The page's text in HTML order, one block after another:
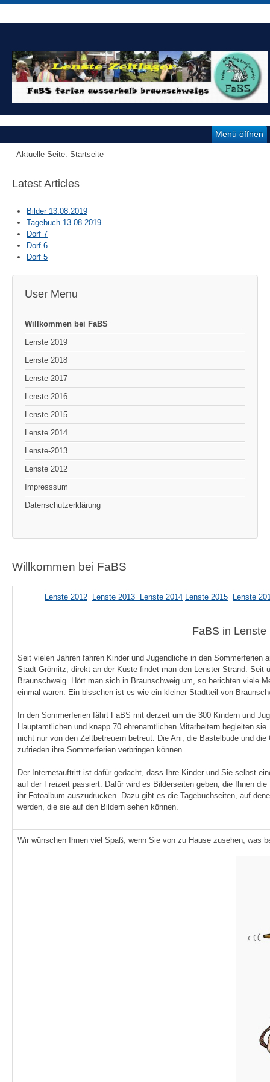
Menü öffnen
Aktuelle Seite: Startseite
Latest Articles
Bilder 13.08.2019
Tagebuch 13.08.2019
Dorf 7
Dorf 6
Dorf 5
User Menu
Willkommen bei FaBS
Lenste 2019
Lenste 2018
Lenste 2017
Lenste 2016
Lenste 2015
Lenste 2014
Lenste-2013
Lenste 2012
Impresssum
Datenschutzerklärung
Willkommen bei FaBS
Lenste 2012 Lenste 2013 Lenste 2014 Lenste 2015 Lenste
FaBS in Lenste
Seit vielen Jahren fahren Kinder und Jugendliche in den Sommerferien
Stadt Grömitz, direkt an der Küste findet man den Lenster Strand. Seit
Braunschweig. Hört man sich in Braunschweig um, so berichten viele
einmal waren. Ein bisschen ist es wie ein kleiner Stadtteil von
In den Sommerferien fährt FaBS mit derzeit um die 300 Kindern und
Hauptamtlichen und knapp 70 ehrenamtlichen Mitarbeitern begleiten
nicht nur von den Zeltbetreuern betreut. Die Ani, die Bastelbude und
zufrieden ihre Sommerferien verbringen können.
Der Internetauftritt ist dafür gedacht, dass Ihre Kinder und Sie selbst
auf der Freizeit passiert. Dafür wird es Bilderseiten geben, die Ihnen
ihr Fotoalbum auszudrucken. Dazu gibt es die Tagebuchseiten, auf
werden, die sie auf den Bildern sehen können.
Wir wünschen Ihnen viel Spaß, wenn Sie von zu Hause zusehen, was